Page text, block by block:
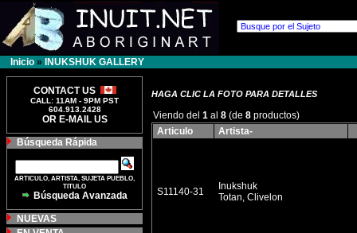
Inicio » INUKSHUK GALLERY
CONTACT US
CALL: 11AM - 9PM PST
604.913.2428
OR E-MAIL US
Búsqueda Rápida
ARTICULO, ARTISTA, SUJETA PUEBLO,
TITULO
Búsqueda Avanzada
NUEVAS
HAGA CLIC LA FOTO PARA DETALLES
Viendo del 1 al 8 (de 8 productos)
Articulo
Artista-
S11140-31
Inukshuk
Totan, Clivelon